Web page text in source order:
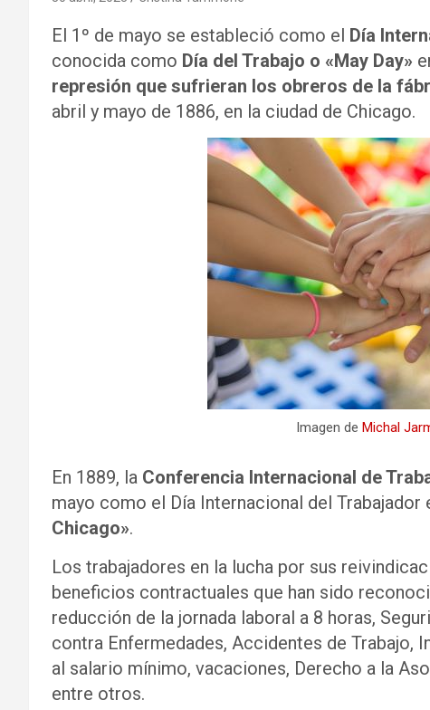
El 1º de mayo se estableció como el Día
conocida como Día del Trabajo o «May Day»
represión que sufrieran los obreros de la
abril y mayo de 1886, en la ciudad de Chicago.
Imagen de Michal
En 1889, la Conferencia Internacional de
mayo como el Día Internacional del
Chicago».
Los trabajadores en la lucha por sus
beneficios contractuales que han sido
reducción de la jornada laboral a 8 horas,
contra Enfermedades, Accidentes de Trabajo,
al salario mínimo, vacaciones, Derecho a la
entre otros.